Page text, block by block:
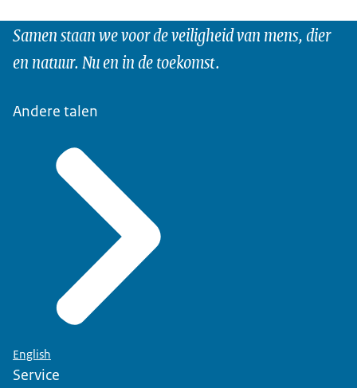
Samen staan we voor de veiligheid van mens, dier
en natuur. Nu en in de toekomst.
Andere talen
English
Service